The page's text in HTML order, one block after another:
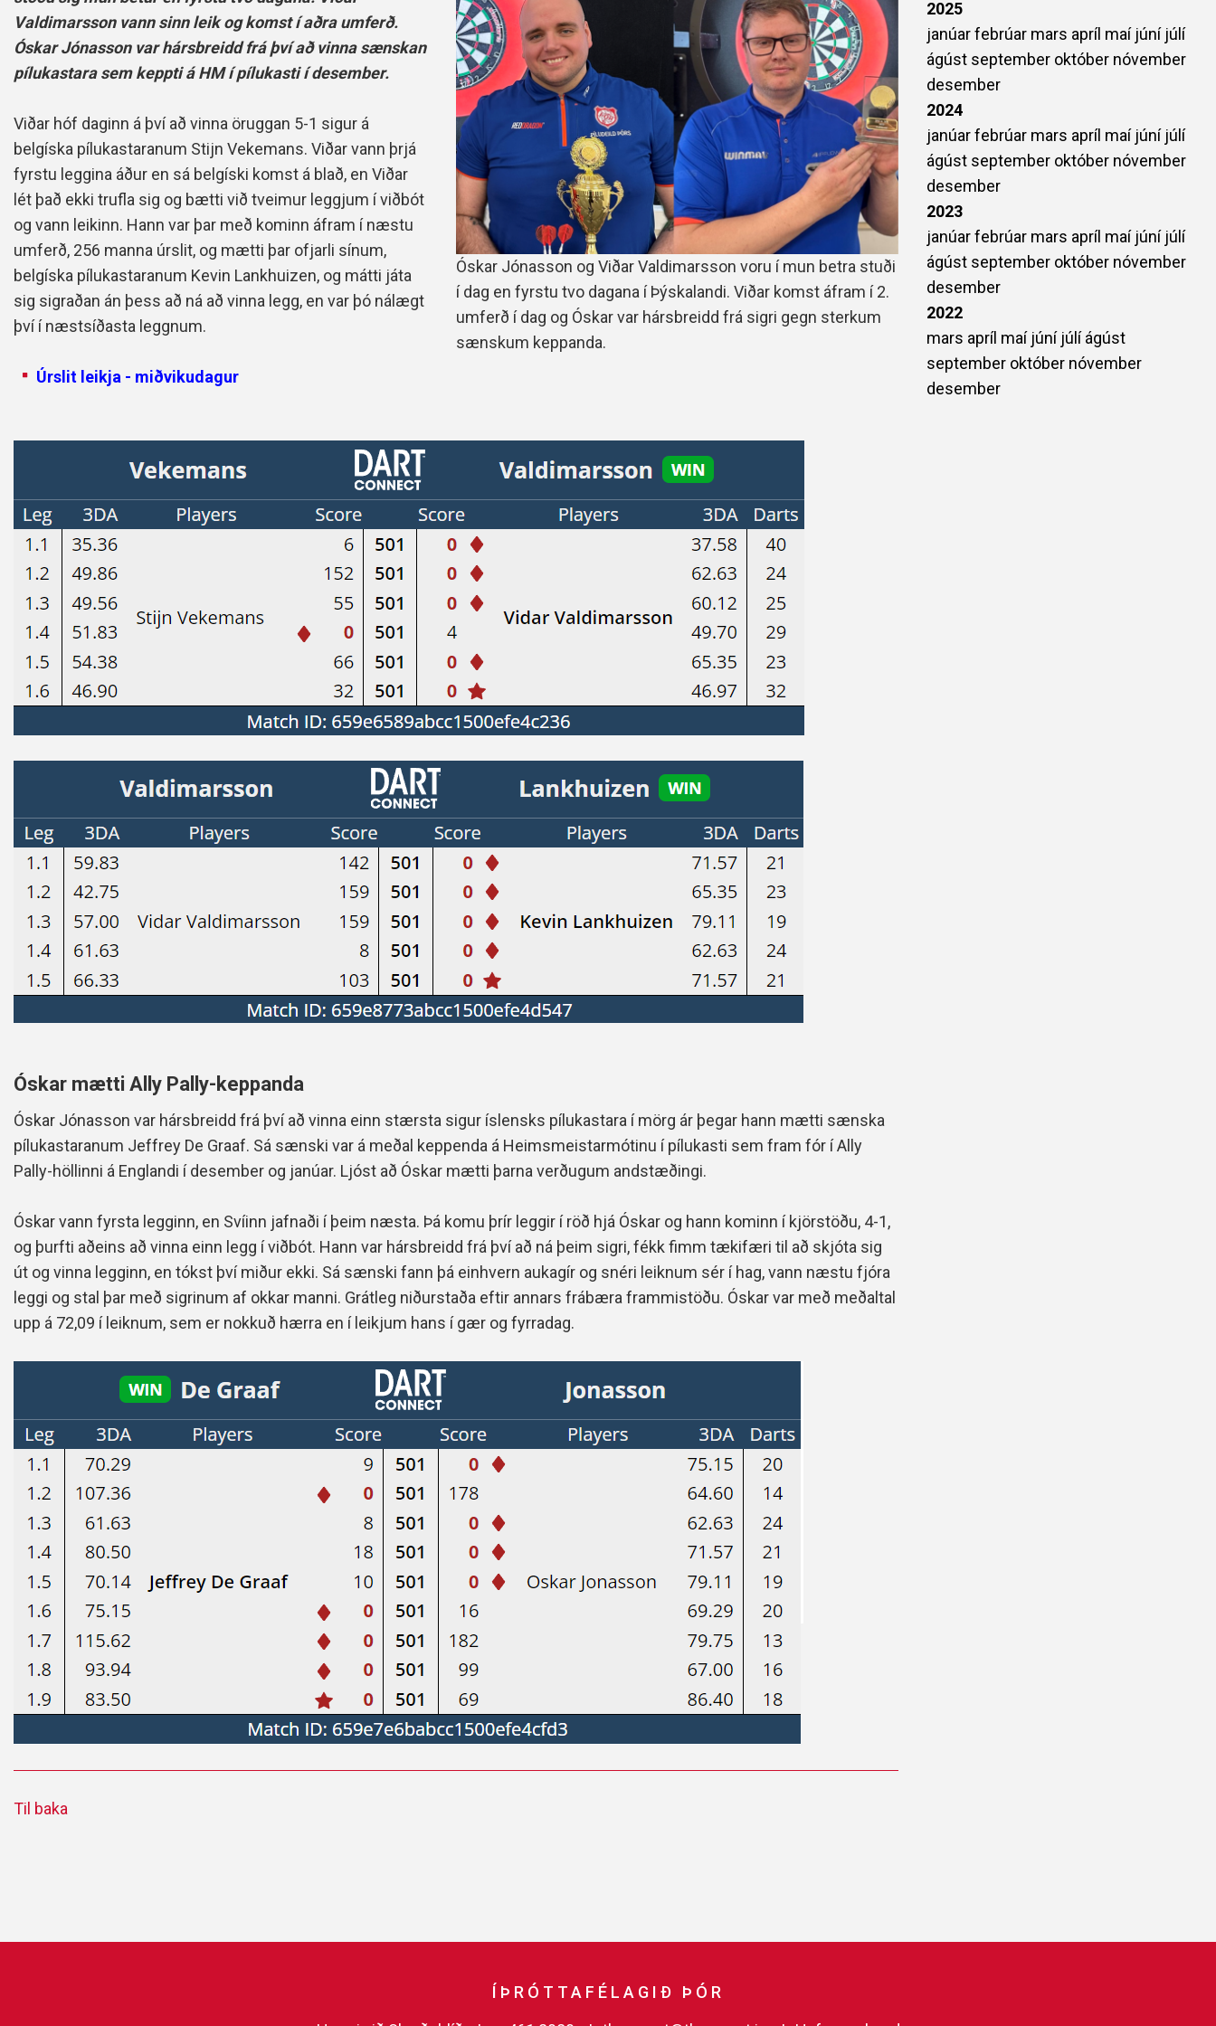
Handbók aðalstjórnar Þórs
Ársskýrslur
Óskar Jónasson og Viðar Valdimarsson voru í mun betra stuði
í dag en fyrstu tvo dagana í Þýskalandi. Viðar komst áfram í 2.
umferð í dag og Óskar var hársbreidd frá sigri gegn sterkum
sænskum keppanda.
Valdimarsson vann sinn leik og komst í aðra umferð.
Óskar Jónasson var hársbreidd frá því að vinna sænskan
pílukastara sem keppti á HM í pílukasti í desember.
Viðar hóf daginn á því að vinna öruggan 5-1 sigur á
belgíska pílukastaranum Stijn Vekemans. Viðar vann þrjá
fyrstu leggina áður en sá belgíski komst á blað, en Viðar
lét það ekki trufla sig og bætti við tveimur leggjum í viðbót
og vann leikinn. Hann var þar með kominn áfram í næstu
umferð, 256 manna úrslit, og mætti þar ofjarli sínum,
belgíska pílukastaranum Kevin Lankhuizen, og mátti játa
sig sigraðan án þess að ná að vinna legg, en var þó nálægt
því í næstsíðasta leggnum.
Úrslit leikja - miðvikudagur
Óskar mætti Ally Pally-keppanda
Óskar Jónasson var hársbreidd frá því að vinna einn stærsta sigur íslensks pílukastara í mörg ár þegar hann mætti sænska
pílukastaranum Jeffrey De Graaf. Sá sænski var á meðal keppenda á Heimsmeistarmótinu í pílukasti sem fram fór í Ally
Pally-höllinni á Englandi í desember og janúar. Ljóst að Óskar mætti þarna verðugum andstæðingi.
Óskar vann fyrsta legginn, en Svíinn jafnaði í þeim næsta. Þá komu þrír leggir í röð hjá Óskar og hann kominn í kjörstöðu, 4-1,
og þurfti aðeins að vinna einn legg í viðbót. Hann var hársbreidd frá því að ná þeim sigri, fékk fimm tækifæri til að skjóta sig
út og vinna legginn, en tókst því miður ekki. Sá sænski fann þá einhvern aukagír og snéri leiknum sér í hag, vann næstu fjóra
leggi og stal þar með sigrinum af okkar manni. Grátleg niðurstaða eftir annars frábæra frammistöðu. Óskar var með meðaltal
upp á 72,09 í leiknum, sem er nokkuð hærra en í leikjum hans í gær og fyrradag.
Til baka
2025
janúarfebrúar mars apríl maí júní júlí
ágúst september október nóvember
desember
2024
janúarfebrúar mars apríl maí júní júlí
ágúst september október nóvember
desember
2023
janúarfebrúar mars apríl maí júní júlí
ágúst september október nóvember
desember
2022
mars apríl maí júní júlíágúst
september október nóvember
desember
ÍÞRÓTTAFÉLAGIÐ ÞÓR